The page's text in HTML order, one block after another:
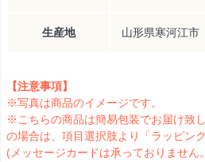
生産地 山形県寒河江市
【注意事項】
※写真は商品のイメージです。
※こちらの商品は簡易包装でお届け致
の場合は、項目選択肢より「ラッピン
(メッセージカードは承っておりません